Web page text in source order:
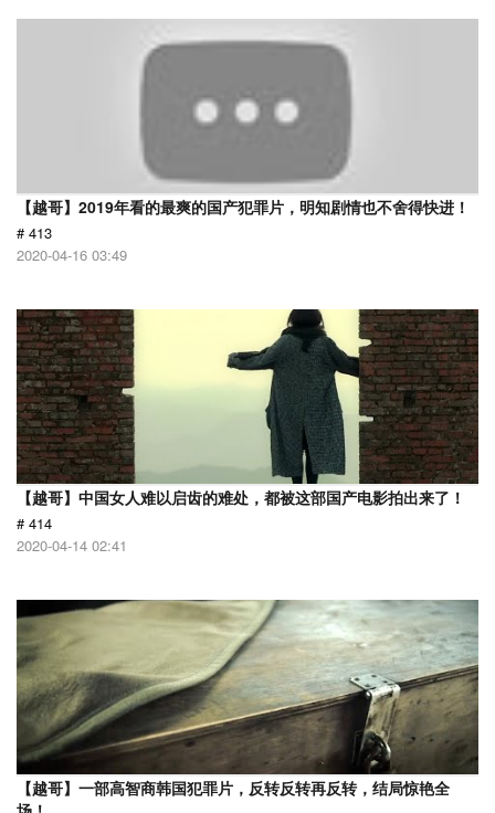
【越哥】2019年看的最爽的国产犯罪片，明知剧情也不舍得快进！
# 413
2020-04-16 03:49
【越哥】中国女人难以启齿的难处，都被这部国产电影拍出来了！
# 414
2020-04-14 02:41
【越哥】一部高智商韩国犯罪片，反转反转再反转，结局惊艳全